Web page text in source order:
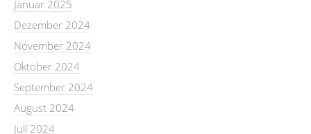
Januar 2025
Dezember 2024
November 2024
Oktober 2024
September 2024
August 2024
Juli 2024